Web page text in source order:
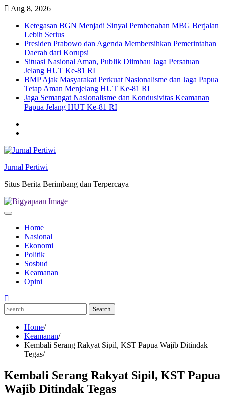
Skip
content
Aug 8, 2026
Ketegasan BGN Menjadi Sinyal Pembenahan MBG Berjalan
Lebih Serius
Presiden Prabowo dan Agenda Membersihkan Pemerintahan
Daerah dari Korupsi
Situasi Nasional Aman, Publik Diimbau Jaga Persatuan
Jelang HUT Ke-81 RI
BMP Ajak Masyarakat Perkuat Nasionalisme dan Jaga Papua
Tetap Aman Menjelang HUT Ke-81 RI
Jaga Semangat Nasionalisme dan Kondusivitas Keamanan
Papua Jelang HUT Ke-81 RI
Jurnal Pertiwi
Situs Berita Berimbang dan Terpercaya
Home
Nasional
Ekonomi
Politik
Sosbud
Keamanan
Opini
Search
for:
Home
Keamanan
Kembali Serang Rakyat Sipil, KST Papua Wajib Ditindak
Tegas
Kembali Serang Rakyat Sipil, KST Papua
Wajib Ditindak Tegas